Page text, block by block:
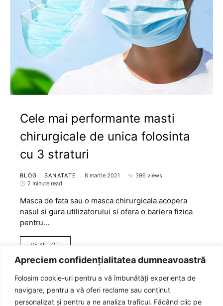
Apreciem confidențialitatea dumneavoastră
Folosim cookie-uri pentru a vă îmbunătăți experiența de
navigare, pentru a vă oferi reclame sau conținut
personalizat și pentru a ne analiza traficul. Făcând clic pe
Cele mai performante masti
chirurgicale de unica folosinta
cu 3 straturi
BLOG SANATATE 8 martie 2021
396 views
2 minute read
Masca de fata sau o masca chirurgicala acopera
nasul si gura utilizatorului si ofera o bariera fizica
pentru…
VEZI TOT